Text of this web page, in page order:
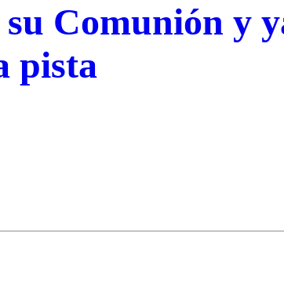
Comunión y
pista